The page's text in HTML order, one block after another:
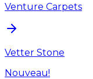
Venture Carpets
Vetter Stone
Nouveau!